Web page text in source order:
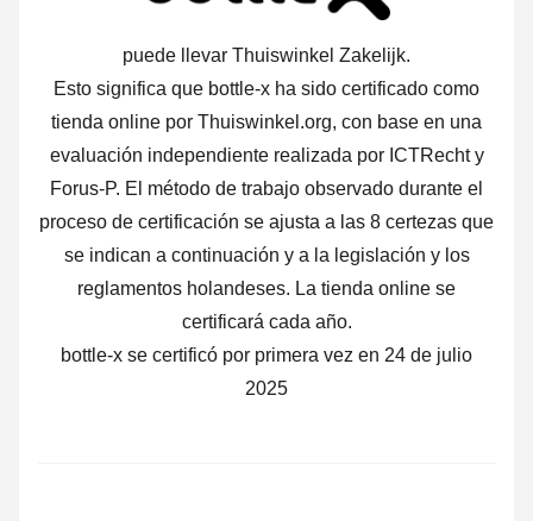
puede llevar Thuiswinkel Zakelijk.
Esto significa que bottle-x ha sido certificado como
tienda online por Thuiswinkel.org, con base en una
evaluación independiente realizada por ICTRecht y
Forus-P. El método de trabajo observado durante el
proceso de certificación se ajusta a las 8 certezas que
se indican a continuación y a la legislación y los
reglamentos holandeses. La tienda online se
certificará cada año.
bottle-x se certificó por primera vez en 24 de julio
2025